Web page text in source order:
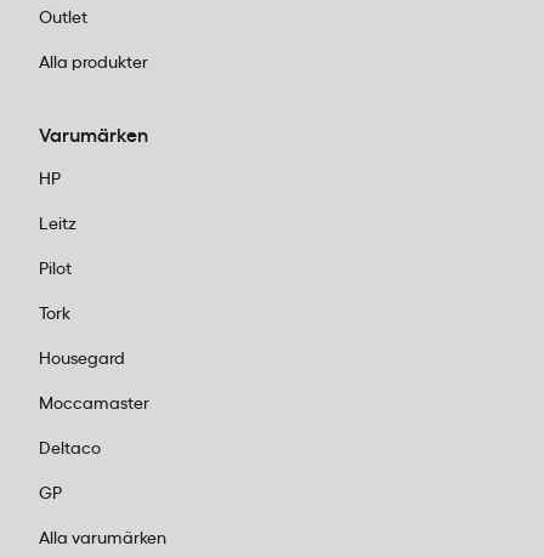
Outlet
Alla produkter
Varumärken
HP
Leitz
Pilot
Tork
Housegard
Moccamaster
Deltaco
GP
Alla varumärken